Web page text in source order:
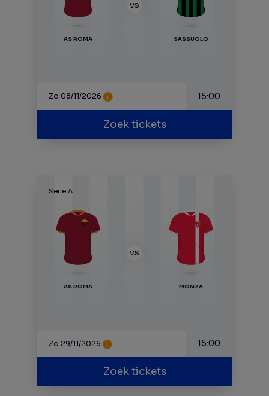
AS ROMA SASSUOLO
VS
Zo 08/11/2026 15:00
Zoek tickets
Serie A
AS ROMA MONZA
VS
Zo 29/11/2026 15:00
Zoek tickets